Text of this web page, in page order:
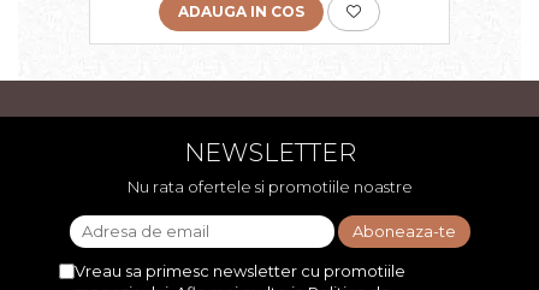
ADAUGA IN COS
NEWSLETTER
Nu rata ofertele si promotiile noastre
Vreau sa primesc newsletter cu promotiile